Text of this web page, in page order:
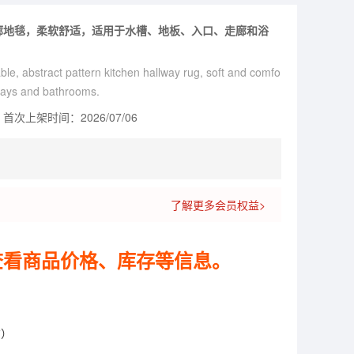
毯，柔软舒适，适用于水槽、地板、入口、走廊和浴
abstract pattern kitchen hallway rug, soft and comfo
and bathrooms.
首次上架时间：2026/07/06
了解更多会员权益>
商品价格、库存等信息。